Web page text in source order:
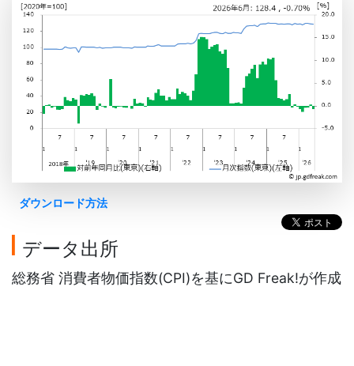
ダウンロード方法
データ出所
総務省 消費者物価指数(CPI)を基にGD Freak!が作成